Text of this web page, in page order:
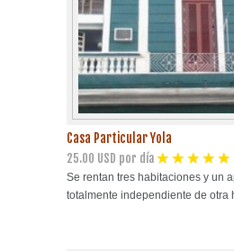
Casa Particular Yola
25.00 USD por día
Se rentan tres habitaciones y un
totalmente independiente de otra